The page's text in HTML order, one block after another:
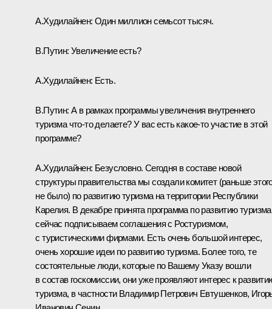
А.Худилайнен: Один миллион семьсот тысяч.
В.Путин: Увеличение есть?
А.Худилайнен: Есть.
В.Путин: А в рамках программы увеличения внутреннего
туризма что‑то делаете? У вас есть какое‑то участие в этой
программе?
А.Худилайнен: Безусловно. Сегодня в составе новой
структуры правительства мы создали комитет (раньше
не было) по развитию туризма на территории Республики
Карелия. В декабре принята программа по развитию
сейчас подписываем соглашения с Ростуризмом,
с туристическими фирмами. Есть очень большой интерес,
очень хорошие идеи по развитию туризма. Более того, те
состоятельные люди, которые по Вашему Указу вошли
в состав госкомиссии, они уже проявляют интерес к
туризма, в частности Владимир Петрович Евтушенков,